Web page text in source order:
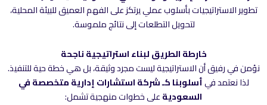
تطوير الاستراتيجيات بأسلوب عملي يرتكز على الفهم العميق للبيئة المحلية،
لتحويل التطلعات إلى نتائج ملموسة.
خارطة الطريق لبناء استراتيجية ناجحة
نؤمن في رفيق أن الاستراتيجية ليست مجرد وثيقة، بل هي خطة حية للتنفيذ.
لذا نعتمد فيأسلوبنا كـ شركة استشارات إدارية متخصصة في
السعوديةعلى خطوات منهجية تشمل: